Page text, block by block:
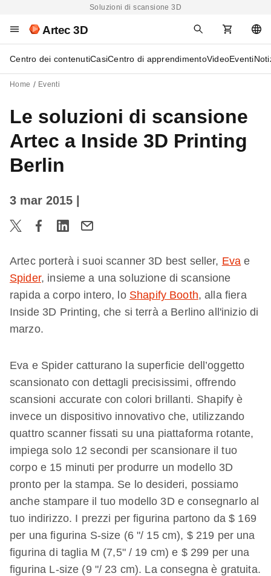
Soluzioni di scansione 3D
Artec 3D
Centro dei contenutiCasiCentro di apprendimentoVideoEventi
Home Eventi
Le soluzioni di scansione
Artec a Inside 3D Printing
Berlin
3 mar 2015
Artec porterà i suoi scanner 3D best seller, Eva e
Spider, insieme a una soluzione di scansione
rapida a corpo intero, lo Shapify Booth, alla fiera
Inside 3D Printing, che si terrà a Berlino all'inizio di
marzo.
Eva e Spider catturano la superficie dell’oggetto
scansionato con dettagli precisissimi, offrendo
scansioni accurate con colori brillanti. Shapify è
invece un dispositivo innovativo che, utilizzando
quattro scanner fissati su una piattaforma rotante,
impiega solo 12 secondi per scansionare il tuo
corpo e 15 minuti per produrre un modello 3D
pronto per la stampa. Se lo desideri, possiamo
anche stampare il tuo modello 3D e consegnarlo al
tuo indirizzo. I prezzi per figurina partono da $ 169
per una figurina S-size (6 "/ 15 cm), $ 219 per una
figurina di taglia M (7,5" / 19 cm) e $ 299 per una
figurina L-size (9 "/ 23 cm). La consegna è gratuita.